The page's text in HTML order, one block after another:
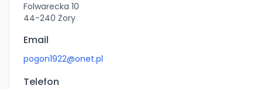
Folwarecka 10
44-240 Żory
Email
pogon1922@onet.pl
Telefon